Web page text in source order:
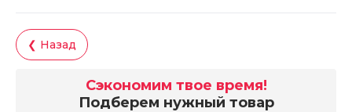
❮ Назад
Сэкономим твое время!
Подберем нужный товар